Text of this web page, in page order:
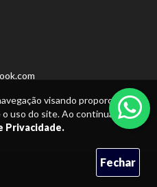
visando proporcionar
uso do site. Ao continuar, você
Privacidade.
Fechar